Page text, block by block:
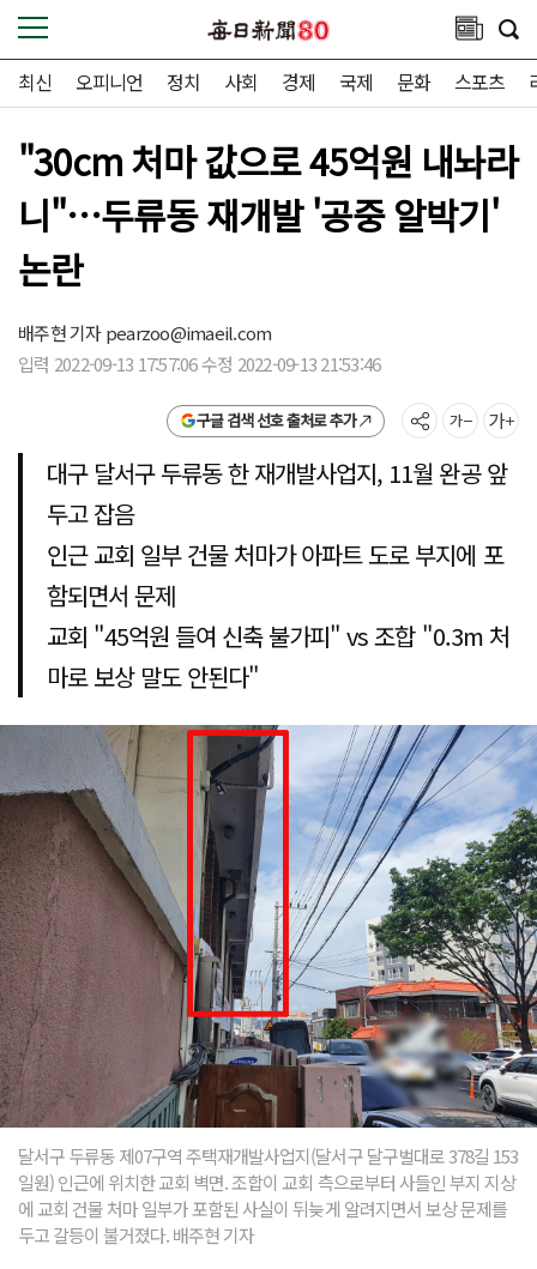
최신 오피니언 정치 사회 경제 국제 문화 스포츠
"30cm 처마 값으로 45억원 내놔라
니"…두류동 재개발 '공중 알박기'
논란
배주현 기자pearzoo@imaeil.com
입력 2022-09-13 17:57:06 수정 2022-09-13 21:53:46
구글 검색 선호 출처로 추가
대구 달서구 두류동 한 재개발사업지, 11월 완공 앞
두고 잡음
인근 교회 일부 건물 처마가 아파트 도로 부지에 포
함되면서 문제
교회 "45억원 들여 신축 불가피" vs 조합 "0.3m 처
마로 보상 말도 안된다"
달서구 두류동 제07구역 주택재개발사업지(달서구 달구벌대로 378길 153
일원) 인근에 위치한 교회 벽면. 조합이 교회 측으로부터 사들인 부지 지상
에 교회 건물 처마 일부가 포함된 사실이 뒤늦게 알려지면서 보상 문제를
두고 갈등이 불거졌다. 배주현 기자